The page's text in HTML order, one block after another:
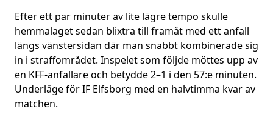
Efter ett par minuter av lite lägre tempo skulle
hemmalaget sedan blixtra till framåt med ett anfall
längs vänstersidan där man snabbt kombinerade sig
in i straffområdet. Inspelet som följde möttes upp av
en KFF-anfallare och betydde 2–1 i den 57:e minuten.
Underläge för IF Elfsborg med en halvtimma kvar av
matchen.